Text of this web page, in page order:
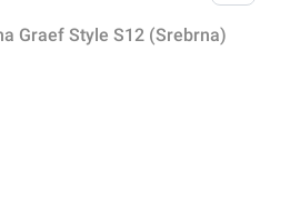
Graef Style S12 (Srebrna)